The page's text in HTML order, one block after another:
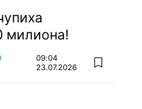
милиона!
09:04
23.07.2026
add